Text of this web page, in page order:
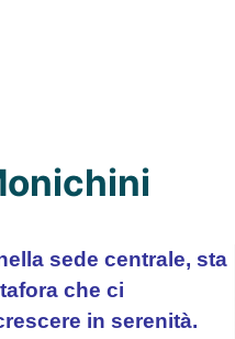
sede centrale, sta
che ci
in serenità.